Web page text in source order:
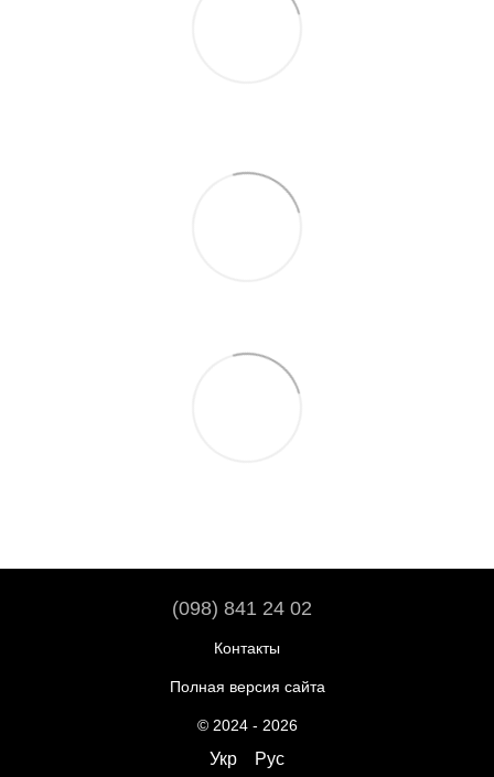
(098) 841 24 02
Контакты
Полная версия сайта
© 2024 - 2026
Укр Рус